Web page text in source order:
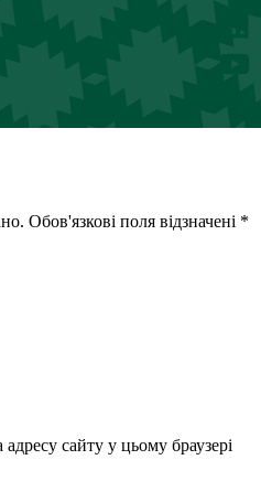
Обов'язкові поля відзначені *
сайту у цьому браузері